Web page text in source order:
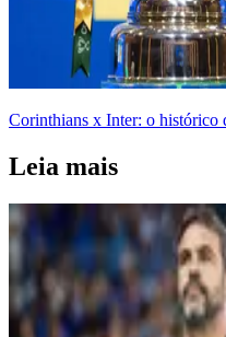
Corinthians x Inter: o histórico
Leia mais